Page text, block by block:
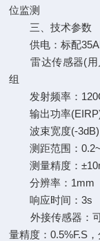
位监测
三、技术参数
供电：标配
雷达传感器(用户
组
发射频率：
输出功率(EIRP)
波束宽度(-3dB)
测距范围：
测量精度：
分辨率：1mm
响应时间：3s
外接传感器：可
量精度：0.5%F.S，